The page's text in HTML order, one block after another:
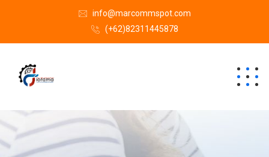
info@marcommspot.com
(+62)82311445878